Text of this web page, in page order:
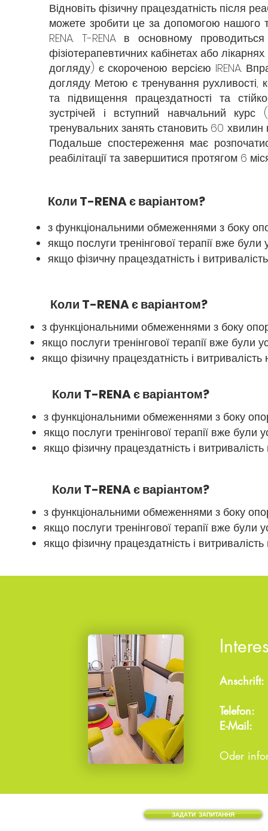
Відновіть фізичну працездатність після
можете зробити це за допомогою нашого
RENA. T-RENA в основному
фізіотерапевтичних кабінетах або
догляду) є скороченою версією IRENA.
догляду. Метою є тренування рухливості,
та підвищення працездатності та
зустрічей і вступний навчальний курс
тренувальних занять становить 60 хвилин
Подальше спостереження має
реабілітації та завершитися протягом 6
Коли T-RENA є варіантом?
з функціональними обмеженнями з боку
якщо послуги тренінгової терапії вже були
якщо фізичну працездатність і
Коли T-RENA є варіантом?
з функціональними обмеженнями з боку
якщо послуги тренінгової терапії вже були
якщо фізичну працездатність і
Коли T-RENA є варіантом?
з функціональними обмеженнями з боку
якщо послуги тренінгової терапії вже були
якщо фізичну працездатність і
Коли T-RENA є варіантом?
з функціональними обмеженнями з боку
якщо послуги тренінгової терапії вже були
якщо фізичну працездатність і
Anschrift:
Telefon:
E-
Oder
ЗАДАТИ ЗАПИТАННЯ